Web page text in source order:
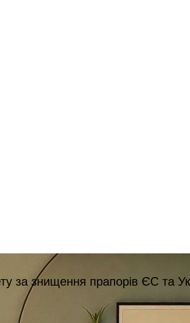
за знищення прапорів ЄС та